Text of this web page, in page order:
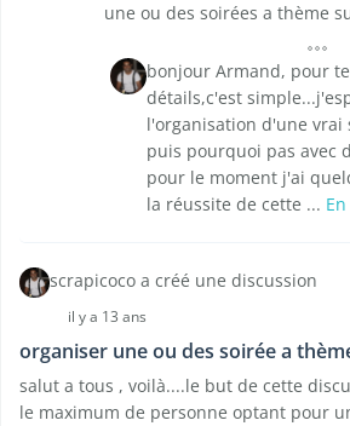
une ou des soirées a thème
bonjour Armand, pour
détails,c'est
l'organisation d'une vrai
puis pourquoi pas avec
pour le moment j'ai
la réussite de cette ...
scrapicoco a créé une discussion
il y a 13 ans
organiser une ou des soirée a
salut a tous , voilà....le but de cette
le maximum de personne optant pour